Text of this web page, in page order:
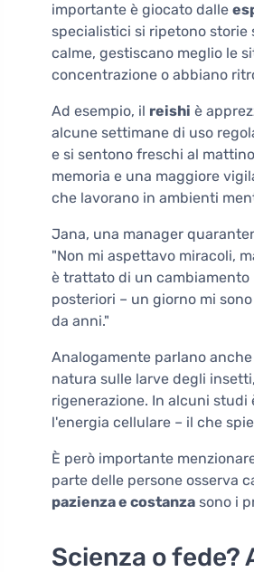
importante è giocato dalle
specialistici si ripetono storie
calme, gestiscano meglio le
concentrazione o abbiano
Ad esempio, il reishi è
alcune settimane di uso
e si sentono freschi al
memoria e una maggiore
che lavorano in ambienti
Jana, una manager
"Non mi aspettavo miracoli,
è trattato di un
posteriori – un giorno mi
da anni."
Analogamente parlano
natura sulle larve degli
rigenerazione. In alcuni studi
l'energia cellulare – il che
È però importante
parte delle persone osserva
pazienza e costanza sono i
Scienza o